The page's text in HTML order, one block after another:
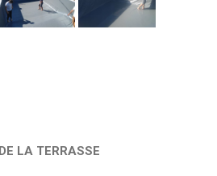
LA TERRASSE